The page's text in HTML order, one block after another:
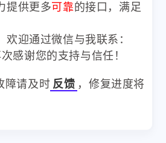
提供更多可靠的接口，满足
欢迎通过微信与我联系：
感谢您的支持与信任！
障请及时 反馈 ，修复进度将